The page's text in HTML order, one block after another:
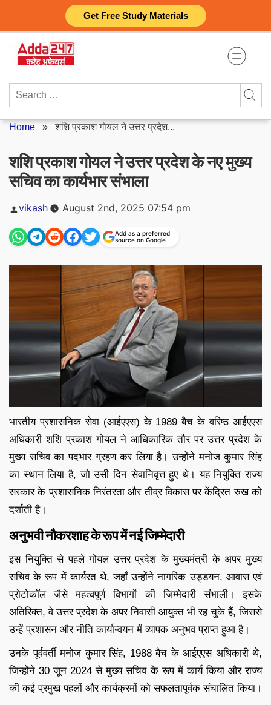
Get Free Study Materials
content
Search
Home »शशि प्रकाश गोयल ने उत्तर प्रदेश...
शशि प्रकाश गोयल ने उत्तर प्रदेश के नए मुख्य
सचिव का कार्यभार संभाला
Posted
vikash August 2nd, 2025 07:54 pm
Add as a preferred
source on Google
भारतीय प्रशासनिक सेवा (आईएएस) के 1989 बैच के वरिष्ठ आईएएस
अधिकारी शशि प्रकाश गोयल ने आधिकारिक तौर पर उत्तर प्रदेश के
मुख्य सचिव का पदभार ग्रहण कर लिया है। उन्होंने मनोज कुमार सिंह
का स्थान लिया है, जो उसी दिन सेवानिवृत्त हुए थे। यह नियुक्ति राज्य
सरकार के प्रशासनिक निरंतरता और तीव्र विकास पर केंद्रित रुख को
दर्शाती है।
अनुभवी नौकरशाह के रूप में नई जिम्मेदारी
इस नियुक्ति से पहले गोयल उत्तर प्रदेश के मुख्यमंत्री के अपर मुख्य
सचिव के रूप में कार्यरत थे, जहाँ उन्होंने नागरिक उड्डयन, आवास एवं
प्रोटोकॉल जैसे महत्वपूर्ण विभागों की जिम्मेदारी संभाली। इसके
अतिरिक्त, वे उत्तर प्रदेश के अपर निवासी आयुक्त भी रह चुके हैं, जिससे
उन्हें प्रशासन और नीति कार्यान्वयन में व्यापक अनुभव प्राप्त हुआ है।
उनके पूर्ववर्ती मनोज कुमार सिंह, 1988 बैच के आईएएस अधिकारी थे,
जिन्होंने 30 जून 2024 से मुख्य सचिव के रूप में कार्य किया और राज्य
की कई प्रमुख पहलों और कार्यक्रमों को सफलतापूर्वक संचालित किया।